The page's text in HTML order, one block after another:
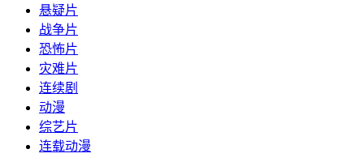
悬疑片
战争片
恐怖片
灾难片
连续剧
动漫
综艺片
连载动漫